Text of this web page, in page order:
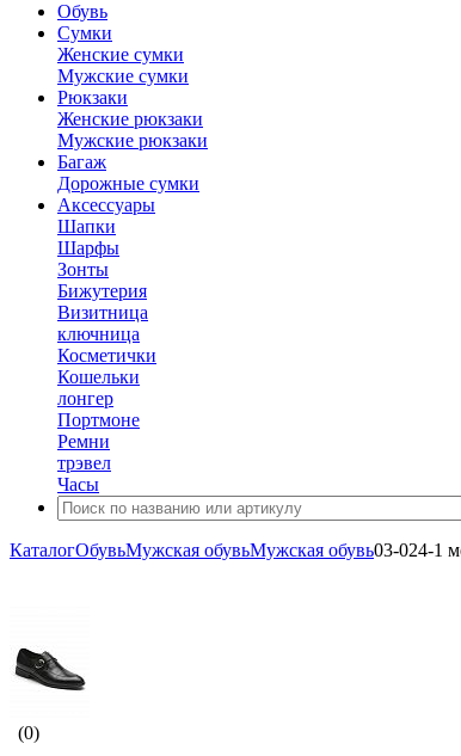
Обувь
Сумки
Женские сумки
Мужские сумки
Рюкзаки
Женские рюкзаки
Мужские рюкзаки
Багаж
Дорожные сумки
Аксессуары
Шапки
Шарфы
Зонты
Бижутерия
Визитница
ключница
Косметички
Кошельки
лонгер
Портмоне
Ремни
трэвел
Часы
КаталогОбувьМужская обувьМужская обувь03-024-1
(0)